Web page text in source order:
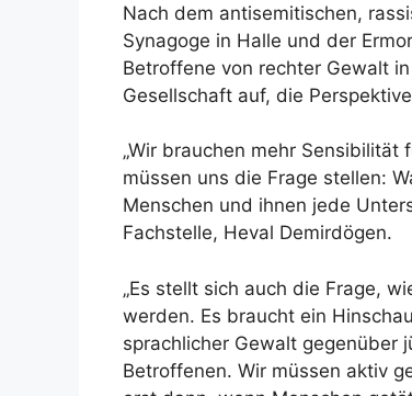
Nach dem antisemitischen,
Synagoge in Halle und der
Betroffene von rechter Gewalt
Gesellschaft auf, die
„Wir brauchen mehr
müssen uns die Frage stellen:
Menschen und ihnen jede
Fachstelle, Heval Demirdögen.
„Es stellt sich auch die Frage,
werden. Es braucht ein
sprachlicher Gewalt gegenüber
Betroffenen. Wir müssen aktiv